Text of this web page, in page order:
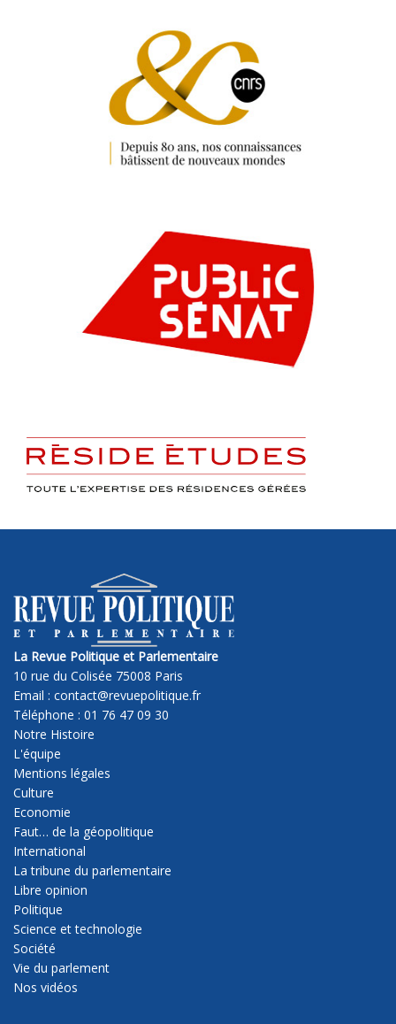
La Revue Politique et Parlementaire
10 rue du Colisée 75008 Paris
Email : contact@revuepolitique.fr
Téléphone : 01 76 47 09 30
Notre Histoire
L'équipe
Mentions légales
Culture
Economie
Faut… de la géopolitique
International
La tribune du parlementaire
Libre opinion
Politique
Science et technologie
Société
Vie du parlement
Nos vidéos